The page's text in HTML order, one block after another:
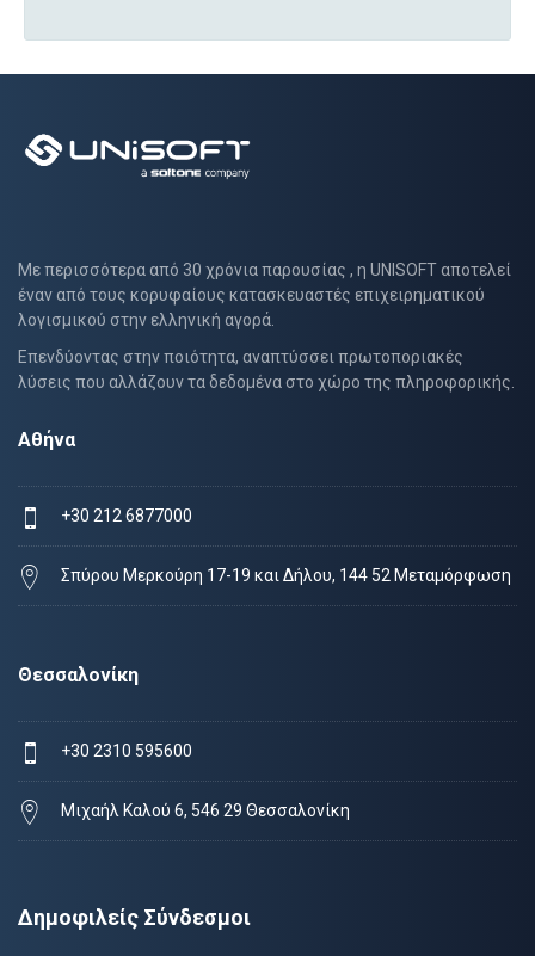
Με περισσότερα από 30 χρόνια παρουσίας , η UNISOFT αποτελεί
έναν από τους κορυφαίους κατασκευαστές επιχειρηματικού
λογισμικού στην ελληνική αγορά.
Επενδύοντας στην ποιότητα, αναπτύσσει πρωτοποριακές
λύσεις που αλλάζουν τα δεδομένα στο χώρο της πληροφορικής.
Αθήνα
+30 212 6877000
Σπύρου Μερκούρη 17-19 και Δήλου, 144 52 Μεταμόρφωση
Θεσσαλονίκη
+30 2310 595600
Μιχαήλ Καλού 6, 546 29 Θεσσαλονίκη
Δημοφιλείς Σύνδεσμοι